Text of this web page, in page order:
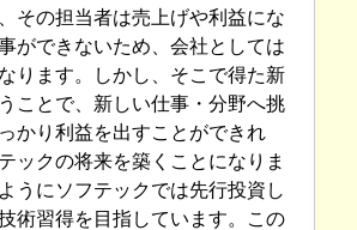
その担当者は売上げや利益にな
ができないため、会社としては
ります。しかし、そこで得た新
ことで、新しい仕事・分野へ挑
かり利益を出すことができれ
ックの将来を築くことになりま
うにソフテックでは先行投資し
術習得を目指しています。この